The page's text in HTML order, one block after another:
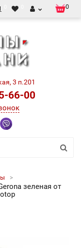
0
3 п.201
66-00
зеленая от